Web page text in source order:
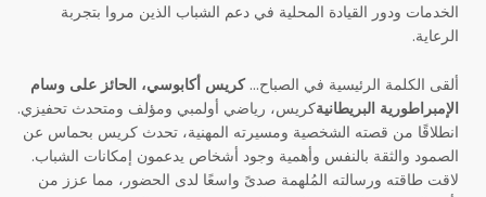
الخدمات ودور القيادة المحلية في دعم الشباب الذين مروا بتجربة
الرعاية.
ألقى الكلمة الرئيسية في الصباح...كريس أكابوسي، الحائز على وسام
الإمبراطورية البريطانيةكريس، رياضي أولمبي ومؤلف ومتحدث تحفيزي.
انطلاقًا من قصته الشخصية ومسيرته المهنية، تحدث كريس بحماس عن
الصمود والثقة بالنفس وأهمية وجود أشخاص يدعمون إمكانات الشباب.
لاقت طاقته ورسالته المُلهمة صدىً واسعًا لدى الحضور، مما عزز من